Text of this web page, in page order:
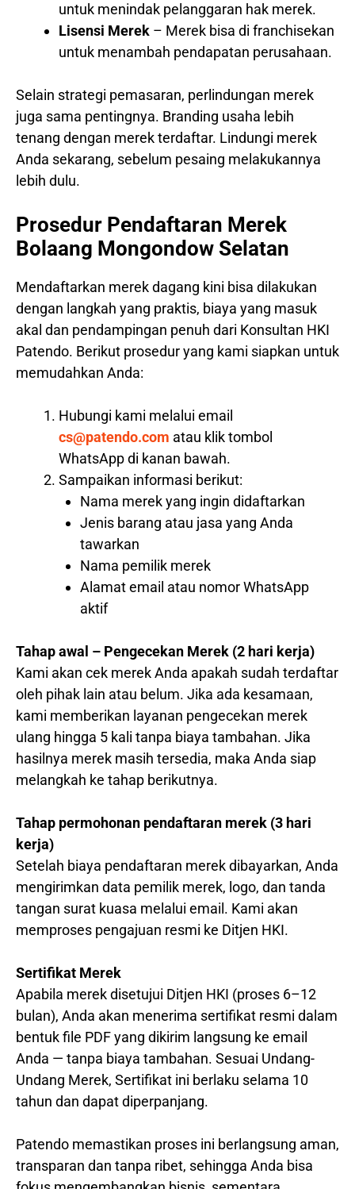
untuk menindak pelanggaran hak merek.
Lisensi Merek – Merek bisa di franchisekan
untuk menambah pendapatan perusahaan.
Selain strategi pemasaran, perlindungan merek
juga sama pentingnya. Branding usaha lebih
tenang dengan merek terdaftar. Lindungi merek
Anda sekarang, sebelum pesaing melakukannya
lebih dulu.
Prosedur Pendaftaran Merek
Bolaang Mongondow Selatan
Mendaftarkan merek dagang kini bisa dilakukan
dengan langkah yang praktis, biaya yang masuk
akal dan pendampingan penuh dari Konsultan HKI
Patendo. Berikut prosedur yang kami siapkan untuk
memudahkan Anda:
Hubungi kami melalui email
cs@patendo.com atau klik tombol
WhatsApp di kanan bawah.
Sampaikan informasi berikut:
Nama merek yang ingin didaftarkan
Jenis barang atau jasa yang Anda
tawarkan
Nama pemilik merek
Alamat email atau nomor WhatsApp
aktif
Tahap awal – Pengecekan Merek (2 hari kerja)
Kami akan cek merek Anda apakah sudah terdaftar
oleh pihak lain atau belum. Jika ada kesamaan,
kami memberikan layanan pengecekan merek
ulang hingga 5 kali tanpa biaya tambahan. Jika
hasilnya merek masih tersedia, maka Anda siap
melangkah ke tahap berikutnya.
Tahap permohonan pendaftaran merek (3 hari
kerja)
Setelah biaya pendaftaran merek dibayarkan, Anda
mengirimkan data pemilik merek, logo, dan tanda
tangan surat kuasa melalui email. Kami akan
memproses pengajuan resmi ke Ditjen HKI.
Sertifikat Merek
Apabila merek disetujui Ditjen HKI (proses 6–12
bulan), Anda akan menerima sertifikat resmi dalam
bentuk file PDF yang dikirim langsung ke email
Anda — tanpa biaya tambahan. Sesuai Undang-
Undang Merek, Sertifikat ini berlaku selama 10
tahun dan dapat diperpanjang.
Patendo memastikan proses ini berlangsung aman,
transparan dan tanpa ribet, sehingga Anda bisa